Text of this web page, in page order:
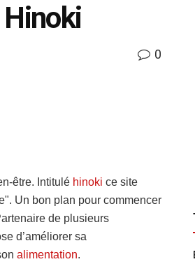
0
être. Intitulé hinoki ce site
Un bon plan pour commencer
de plusieurs
d’améliorer sa
alimentation.